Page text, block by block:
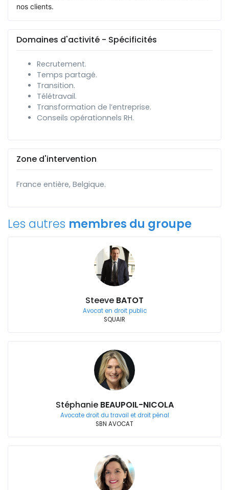
nos clients.
Domaines d'activité - Spécificités
Recrutement.
Temps partagé.
Transition.
Télétravail.
Transformation de l’entreprise.
Conseils opérationnels RH.
Zone d'intervention
France entière, Belgique.
Les autres membres du groupe
Steeve BATOT
Avocat en droit public
SQUAIR
Stéphanie BEAUPOIL-NICOLA
Avocate droit du travail et droit pénal
SBN AVOCAT